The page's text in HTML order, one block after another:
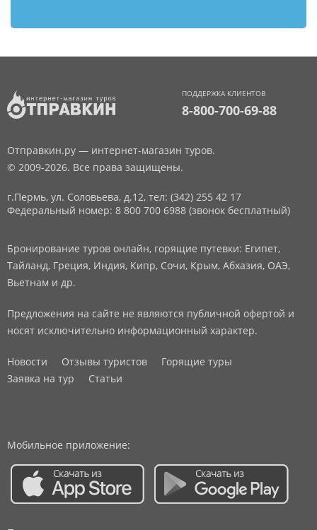
ПОДДЕРЖКА КЛИЕНТОВ
8-800-700-69-88
Отправкин.ру — интернет-магазин туров.
© 2009-2026. Все права защищены.
г.Пермь, ул. Соловьева, д.12, тел: (342) 255 42 17
Федеральный номер: 8 800 700 6988 (звонок бесплатный)
Бронирование туров онлайн, горящие путевки: Египет,
Тайланд, Греция, Индия, Кипр, Сочи, Крым, Абхазия, ОАЭ,
Вьетнам и др.
Предложения на сайте не являются публичной офертой и
носят исключительно информационный характер.
Новости Отзывы туристов
Горящие туры
Заявка на тур
Статьи
Мобильное приложение: